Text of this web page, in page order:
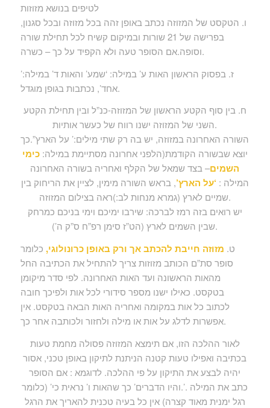
לטיפים בנושא מזוזות
ו. הטקסט של המזוזה נכתב באופן זהה בכל מזוזה ובכל סגנון,
בפרישה של 21 שורות ובמיקום קשיח לכל תחילת שורה
וסופה.אם הסופר טעה ולא הקפיד על כך – כשרה.
ז. בפסוק הראשון האות ע’ במילה: ‘שמע’ והאות ד’ במילה:’
אחד’, נכתבות בגופן מוגדל.
ח. בין סוף הקטע הראשון של המזוזה-כנ”ל ובין תחילת הקטע
השני של המזוזה ישנו רווח של כעשר אותיות.
השורה האחרונה במזוזה, יש בה רק שתי מילים:’ על הארץ”.כך
יוצא שבשורה הקודמת(הלפני אחרונה מסתיימת במילה:כימי
השמים– בצד שמאל של הקלף ואחריה בשורה האחרונה
המילה : ‘על הארץ’, בראש השורה מימין, לציין את הריחוק בין
שמיים לארץ (גמרא מנחות לב:)ראה בצילום המזוזה.
יש רואים בזה רמז לברכה: שירבו ימיכם וימי בניכם כמרחק
שבין השמים לארץ (הט”ז סימן רפ”ח ס”ק ה’).
ט. מזוזה חייבת להכתב אך ורק באופן כרונולוגי, כלומר
סופר סת”ם הכותב מזוזות צריך להתחיל את הכתיבה החל
מהאות הראשונה ועד האות האחרונה. לפי סדר מיקומן
בטקסט. כאילו ישנו מספר סידורי לכל אות ולפיכך חובה
לכתוב כל אות במקומה ואחריה האות הבאה בטקסט. אין
אפשרות לדלג על אות או מילה ולחזור ולכותבה אחר כך.
לאור ההלכה הזו, אם תימצא המזוזה פסולה מחמת טעות
בכתיבה ואפילו טעות קטנה הניתנת לתיקון באופן טכני, אסור
יהיה לבצע את התיקון על פי ההלכה. לדוגמא : אם הסופר
כתב את המילה .’.והיו הדברים’ כך שהאות ו’ נראית כי’ (כלומר
רגל ימנית מאוד קצרה) אין כל בעיה טכנית להאריך את הרגל